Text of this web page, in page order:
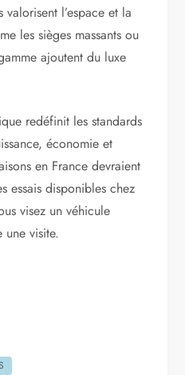
l’espace et la
les sièges massants ou
ajoutent du luxe
redéfinit les standards
économie et
en France devraient
essais disponibles chez
visez un véhicule
visite.